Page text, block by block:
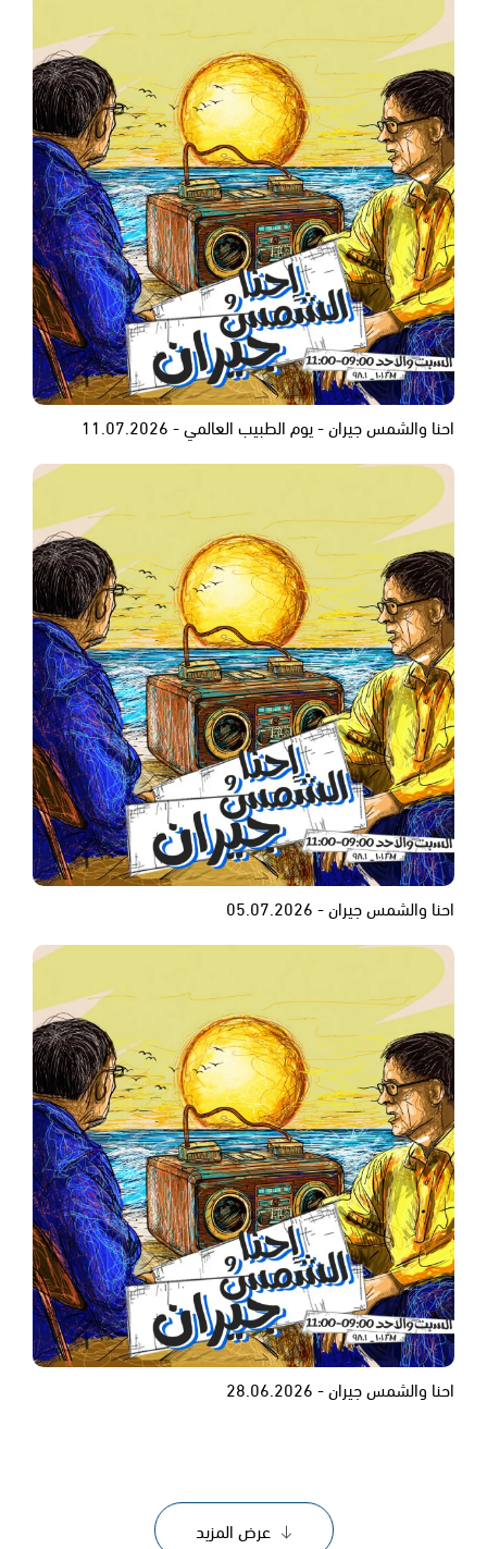
احنا والشمس جيران - يوم الطبيب العالمي - 11.07.2026
احنا والشمس جيران - 05.07.2026
احنا والشمس جيران - 28.06.2026
عرض المزيد